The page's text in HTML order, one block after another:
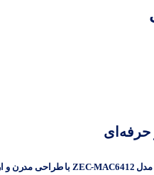
با طراحی مدرن و